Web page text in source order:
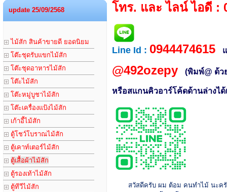
update 25/09/2568
ไม้สัก สินค้าขายดี ยอดนิยม
โต๊ะชุดรับแขกไม้สัก
โต๊ะชุดอาหารไม้สัก
โต๊ะไม้สัก
โต๊ะหมู่บูชาไม้สัก
โต๊ะเครื่องแป้งไม้สัก
เก้าอี้ไม้สัก
ตู้โชว์โบราณไม้สัก
ตู้เคาท์เตอร์ไม้สัก
ตู้เสื้อผ้าไม้สัก
ตู้รองเท้าไม้สัก
ตู้ทีวีไม้สัก
โทร. และ ไลน์ ไอดี :
Line Id : 0944474615
@492ozepy (พิมพ์@ ด้ว
หรือสแกนคิวอาร์โค้ดด้านล่างได้
สวัสดีครับ ผม ต้อม คนทำไม้ นะค